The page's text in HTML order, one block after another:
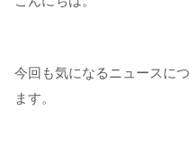
今回も気になるニュースに
ます。